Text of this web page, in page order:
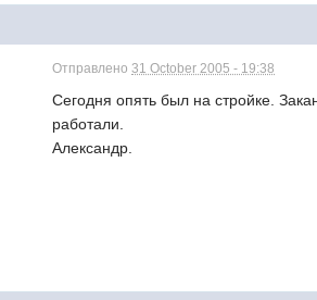
Отправлено31 October 2005 - 19:38
Сегодня опять был на стройке.
работали.
Александр.